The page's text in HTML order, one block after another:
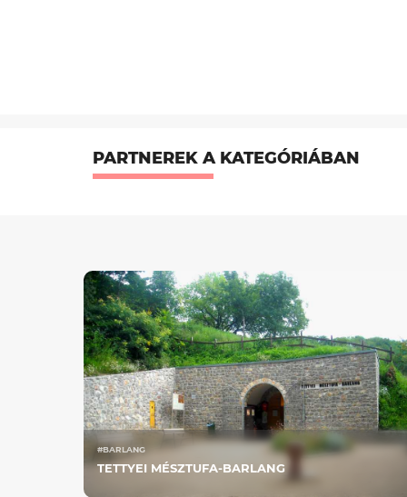
PARTNEREK A KATEGÓRIÁBAN
#BARLANG
TETTYEI MÉSZTUFA-BARLANG